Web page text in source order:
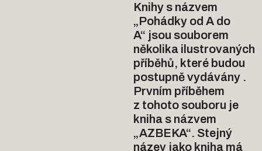
Knihy s názvem
„Pohádky od A do
A“ jsou souborem
několika ilustrovaných
příběhů, které budou
postupně vydávány .
Prvním příběhem
z tohoto souboru je
kniha s názvem
„AZBEKA“. Stejný
název jako kniha má